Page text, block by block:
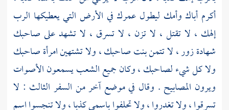
أكرم أباك وأمك ليطول عمرك في الأرض التي يعطيكها الرب
إلهك ، لا تقتل ، لا تزن ، لا تسرق ، لا تشهد على صاحبك
شهادة زور ، لا تتمن بنت صاحبك ، ولا تشتهين امرأة صاحبك
ولا كل شيء لصاحبك ، وكان جميع الشعب يسمعون الأصوات
ويرون المصابيح . وقال في موضع آخر من السفر الثالث : لا
تسرقوا ، ولا تغدروا ، ولا تحلفوا باسمي كذبا ، ولا تنجسوا اسم